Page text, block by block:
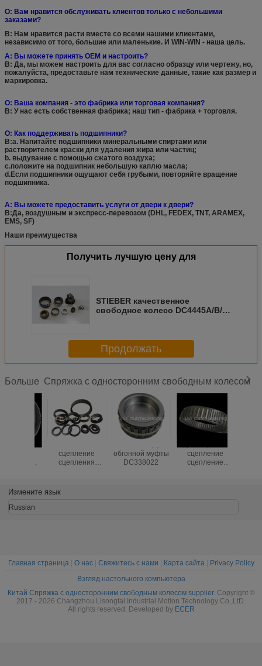
О: Вам нравится обслуживать клиентов только с небольшими
заказами?
B: Нам нравится расти вместе со всеми нашими клиентами,
независимо от того, большие или маленькие. И WIN-WIN - наша цель.
A: Вы можете принять OEM и настроить?
B: Да, мы можем настроить для вас согласно образцу или чертежу, но,
пожалуйста, предоставьте нам технические данные, такие как размер и
маркировка.
О: Ваша компания - это фабрика или торговая компания?
B: У нас есть собственная фабрика; наш тип - фабрика + торговля.
О: Как поддерживать подшипники?
B:a. Напитайте подшипники минеральными спиртами или
растворителем краски для удаления жира или частиц;
b. выдувание с помощью сжатого воздуха;
c.положите на подшипник небольшую каплю масла;
d.Если подшипники ощущают себя грубыми, повторяйте вращение
подшипника.
А: Вы можете предоставить услуги от двери к двери?
B:Да, воздушным и экспресс-перевозом (DHL, FEDEX, TNT, ARAMEX,
EMS, SF)
Наши преимущества
Получить лучшую цену для
STIEBER качественное
свободное колесо DC4445A/B/C
свертывающее сцепление
Продолжать
Больше Спряжка с односторонним свободным колесом
сцепление
сцепления
Сцепление
обгонной муфты
DC338022
сцепление
сцепление
Измените язык
Russian
Главная страница| О нас| Свяжитесь с нами Карта сайта|
Privacy Policy
Взгляд настольного компьютера
Китай Спряжка с односторонним свободным колесом supplier. Copyright ©
2017 - 2026 Changzhou Lisongtai Industrial Motion Technology Co.,LtD.
All rights reserved. Developed by ECER